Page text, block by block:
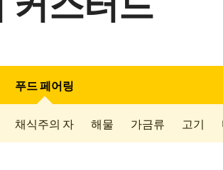
푸드 페어링
채식주의 자 해물 가금류 고기